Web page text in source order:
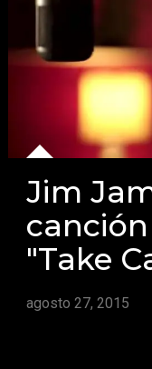
Jim
"Take
agosto 27, 2015